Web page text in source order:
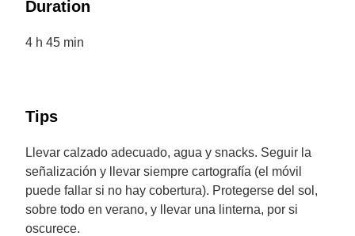
Duration
4 h 45 min
Tips
Llevar calzado adecuado, agua y snacks. Seguir la
señalización y llevar siempre cartografía (el móvil
puede fallar si no hay cobertura). Protegerse del sol,
sobre todo en verano, y llevar una linterna, por si
oscurece.